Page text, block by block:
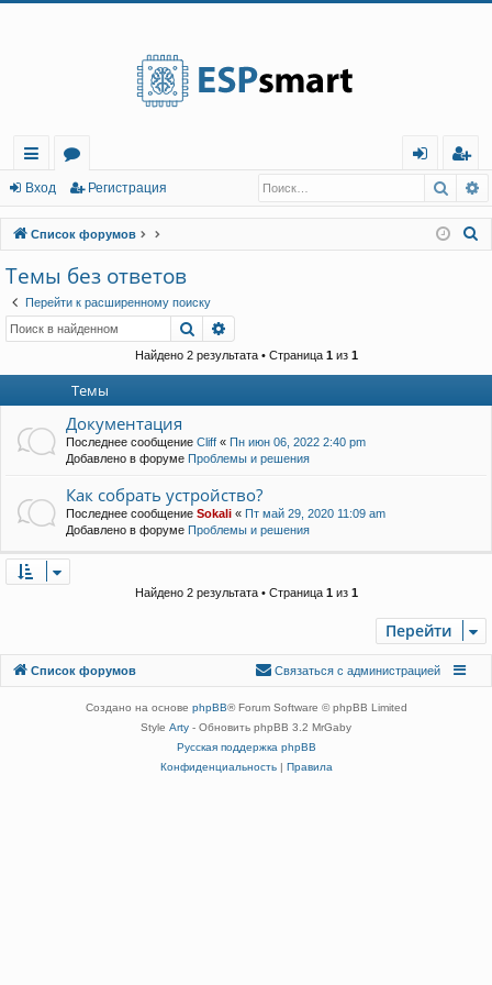
с
ы
лк
и
о
ру
м
ы
д
г
ис
тр
Вход Регистрация
Список форумов
Темы без ответов
Перейти к расширенному поиску
Поиск
Найдено 2 результата • Страница 1из 1
Темы
Документация
Последнее сообщение Cliff « Пн июн 06, 2022 2:40 pm
Добавлено в форуме Проблемы и решения
Как собрать устройство?
Последнее сообщение Sokali « Пт май 29, 2020 11:09 am
Добавлено в форуме Проблемы и решения
Найдено 2 результата • Страница 1из 1
Перейти
Список форумов
Связаться с
Связаться с администрацией
Создано на основе phpBB® Forum Software © phpBB Limited
Style Arty - Обновить phpBB 3.2 MrGaby
Русская поддержка phpBB
Конфиденциальность| Правила